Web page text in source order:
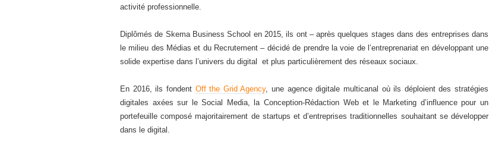
activité professionnelle.
Diplômés de Skema Business School en 2015, ils ont – après quelques stages dans des entreprises dans
le milieu des Médias et du Recrutement – décidé de prendre la voie de l’entreprenariat en développant une
solide expertise dans l’univers du digital et plus particulièrement des réseaux sociaux.
En 2016, ils fondent Off the Grid Agency, une agence digitale multicanal où ils déploient des stratégies
digitales axées sur le Social Media, la Conception-Rédaction Web et le Marketing d’influence pour un
portefeuille composé majoritairement de startups et d’entreprises traditionnelles souhaitant se développer
dans le digital.